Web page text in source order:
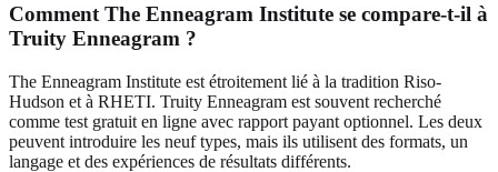
Comment The Enneagram Institute se compare-t-il à
Truity Enneagram ?
The Enneagram Institute est étroitement lié à la tradition Riso-
Hudson et à RHETI. Truity Enneagram est souvent recherché
comme test gratuit en ligne avec rapport payant optionnel. Les deux
peuvent introduire les neuf types, mais ils utilisent des formats, un
langage et des expériences de résultats différents.